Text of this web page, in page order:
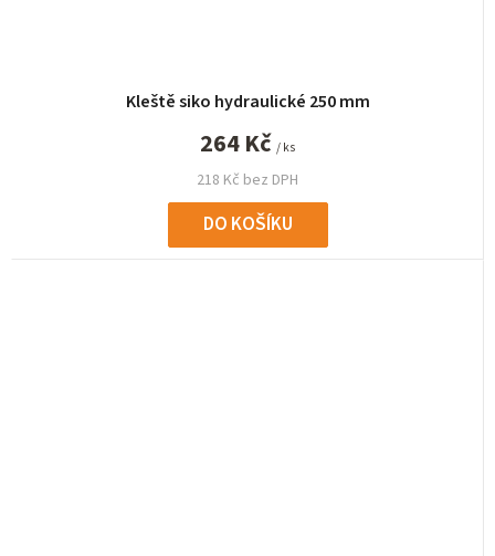
Kleště siko hydraulické 250 mm
218 Kč bez DPH
264 Kč / ks
DO KOŠÍKU